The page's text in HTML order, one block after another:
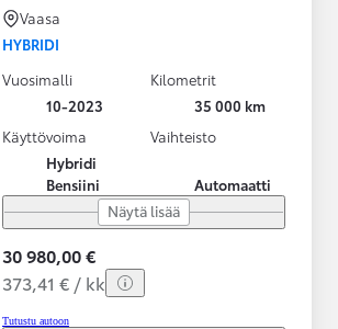
Vaasa
HYBRIDI
Vuosimalli
10-2023
Kilometrit
35 000 km
Käyttövoima
Hybridi
Bensiini
Vaihteisto
Automaatti
Näytä lisää
30 980,00 €
373,41 € / kk
Tutustu autoon